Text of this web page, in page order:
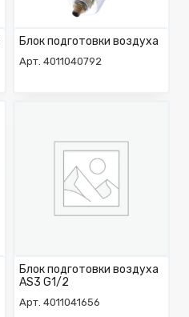
Блок подготовки воздуха
Арт. 4011040792
Блок подготовки воздуха
AS3 G1/2
Арт. 4011041656